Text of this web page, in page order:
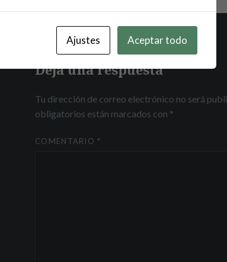
Deja una respuesta
Tu dirección de correo electrónico no será
obligatorios están marcados con *
COMENTARIO *
Ajustes Aceptar todo